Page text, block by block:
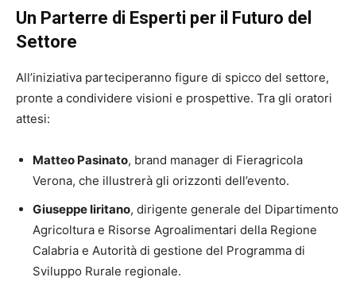
Un Parterre di Esperti per il Futuro del
Settore
All’iniziativa parteciperanno figure di spicco del settore,
pronte a condividere visioni e prospettive. Tra gli oratori
attesi:
Matteo Pasinato, brand manager di Fieragricola
Verona, che illustrerà gli orizzonti dell’evento.
Giuseppe Iiritano, dirigente generale del Dipartimento
Agricoltura e Risorse Agroalimentari della Regione
Calabria e Autorità di gestione del Programma di
Sviluppo Rurale regionale.